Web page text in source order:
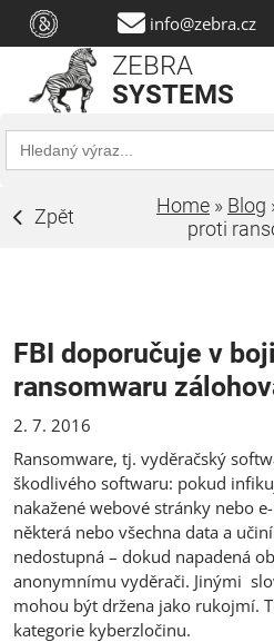
info@zebra.cz
ZEBRA
SYSTEMS
Search
for:
Zpět Home » Blog
proti
FBI doporučuje v
ransomwaru
2. 7. 2016
Ransomware, tj. vyděračský
škodlivého softwaru: pokud
nakažené webové stránky nebo
některá nebo všechna data a
nedostupná – dokud napadená
anonymnímu vyděrači. Jinými
mohou být držena jako rukojmí.
kategorie kyberzločinu.